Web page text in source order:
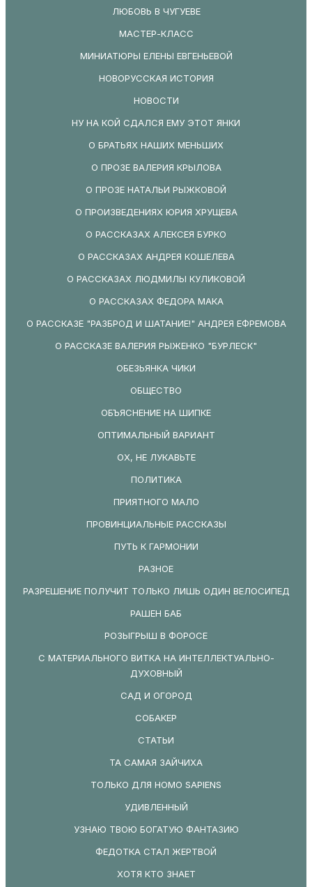
ЛЮБОВЬ В ЧУГУЕВЕ
МАСТЕР-КЛАСС
МИНИАТЮРЫ ЕЛЕНЫ ЕВГЕНЬЕВОЙ
НОВОРУССКАЯ ИСТОРИЯ
НОВОСТИ
НУ НА КОЙ СДАЛСЯ ЕМУ ЭТОТ ЯНКИ
О БРАТЬЯХ НАШИХ МЕНЬШИХ
О ПРОЗЕ ВАЛЕРИЯ КРЫЛОВА
О ПРОЗЕ НАТАЛЬИ РЫЖКОВОЙ
О ПРОИЗВЕДЕНИЯХ ЮРИЯ ХРУЩЕВА
О РАССКАЗАХ АЛЕКСЕЯ БУРКО
О РАССКАЗАХ АНДРЕЯ КОШЕЛЕВА
О РАССКАЗАХ ЛЮДМИЛЫ КУЛИКОВОЙ
О РАССКАЗАХ ФЕДОРА МАКА
О РАССКАЗЕ "РАЗБРОД И ШАТАНИЕ!" АНДРЕЯ ЕФРЕМОВА
О РАССКАЗЕ ВАЛЕРИЯ РЫЖЕНКО "БУРЛЕСК"
ОБЕЗЬЯНКА ЧИКИ
ОБЩЕСТВО
ОБЪЯСНЕНИЕ НА ШИПКЕ
ОПТИМАЛЬНЫЙ ВАРИАНТ
ОХ, НЕ ЛУКАВЬТЕ
ПОЛИТИКА
ПРИЯТНОГО МАЛО
ПРОВИНЦИАЛЬНЫЕ РАССКАЗЫ
ПУТЬ К ГАРМОНИИ
РАЗНОЕ
РАЗРЕШЕНИЕ ПОЛУЧИТ ТОЛЬКО ЛИШЬ ОДИН ВЕЛОСИПЕД
РАШЕН БАБ
РОЗЫГРЫШ В ФОРОСЕ
С МАТЕРИАЛЬНОГО ВИТКА НА ИНТЕЛЛЕКТУАЛЬНО-
ДУХОВНЫЙ
САД И ОГОРОД
СОБАКЕР
СТАТЬИ
ТА САМАЯ ЗАЙЧИХА
ТОЛЬКО ДЛЯ HOMO SAPIENS
УДИВЛЕННЫЙ
УЗНАЮ ТВОЮ БОГАТУЮ ФАНТАЗИЮ
ФЕДОТКА СТАЛ ЖЕРТВОЙ
ХОТЯ КТО ЗНАЕТ